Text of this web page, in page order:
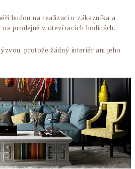
budou na realizaci u zákazníka a
prodejně v otevíracích hodinách.
protože žádný interiér ani jeho